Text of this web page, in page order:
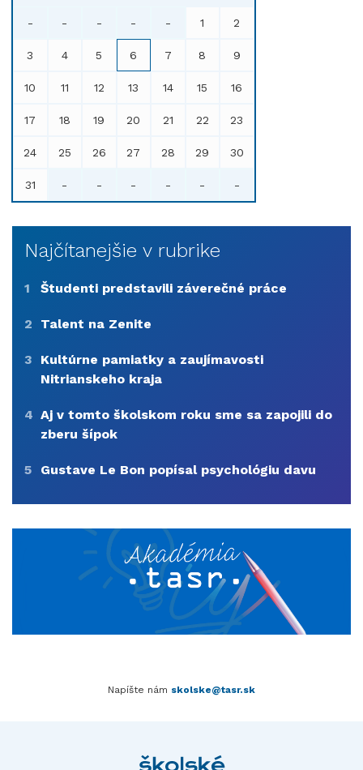
- - - - - 1 2
3 4 5 6 7 8 9
10 11 12 13 14 15 16
17 18 19 20 21 22 23
24 25 26 27 28 29 30
31 - - - - - -
Najčítanejšie v rubrike
1 Študenti predstavili záverečné práce
2 Talent na Zenite
3
Kultúrne pamiatky a zaujímavosti
Nitrianskeho kraja
4 Aj v tomto školskom roku sme sa zapojili do
zberu šípok
5 Gustave Le Bon popísal psychológiu davu
Napíšte nám skolske@tasr.sk